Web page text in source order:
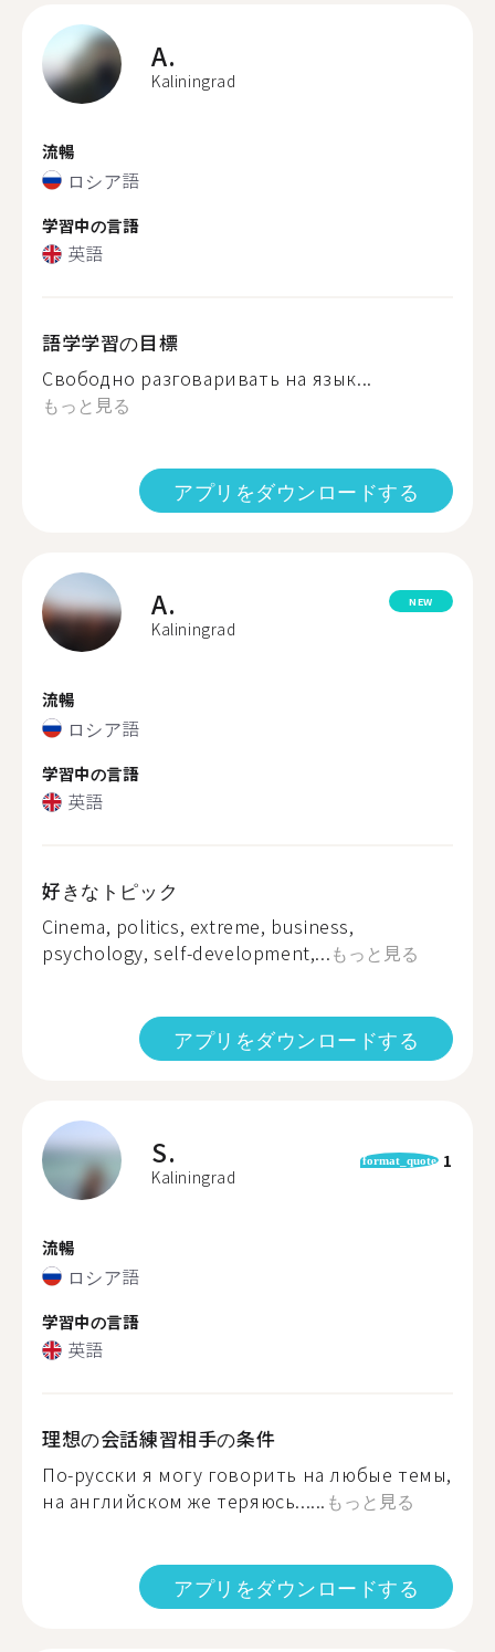
A.
Kaliningrad
流暢
ロシア語
学習中の言語
英語
語学学習の目標
Свободно разговаривать на язык...
もっと見る
アプリをダウンロードする
A.
Kaliningrad
NEW
流暢
ロシア語
学習中の言語
英語
好きなトピック
Cinema, politics, extreme, business,
psychology, self-development,...もっと見る
アプリをダウンロードする
S.
Kaliningrad
format_quote 1
流暢
ロシア語
学習中の言語
英語
理想の会話練習相手の条件
По-русски я могу говорить на любые темы,
на английском же теряюсь...... もっと見る
アプリをダウンロードする